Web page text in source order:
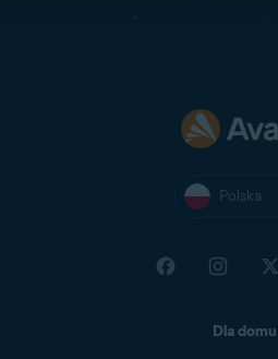
Polska
Dla domu